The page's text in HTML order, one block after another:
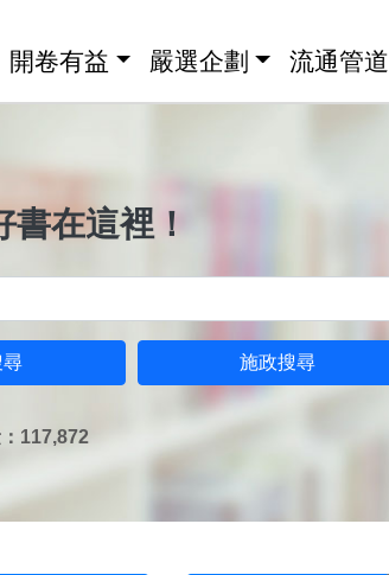
開卷有益 嚴選企劃 流通管道
在這裡！
尋 施政搜尋
117,872